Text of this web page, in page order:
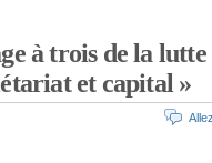
à trois de la lutte
et capital »